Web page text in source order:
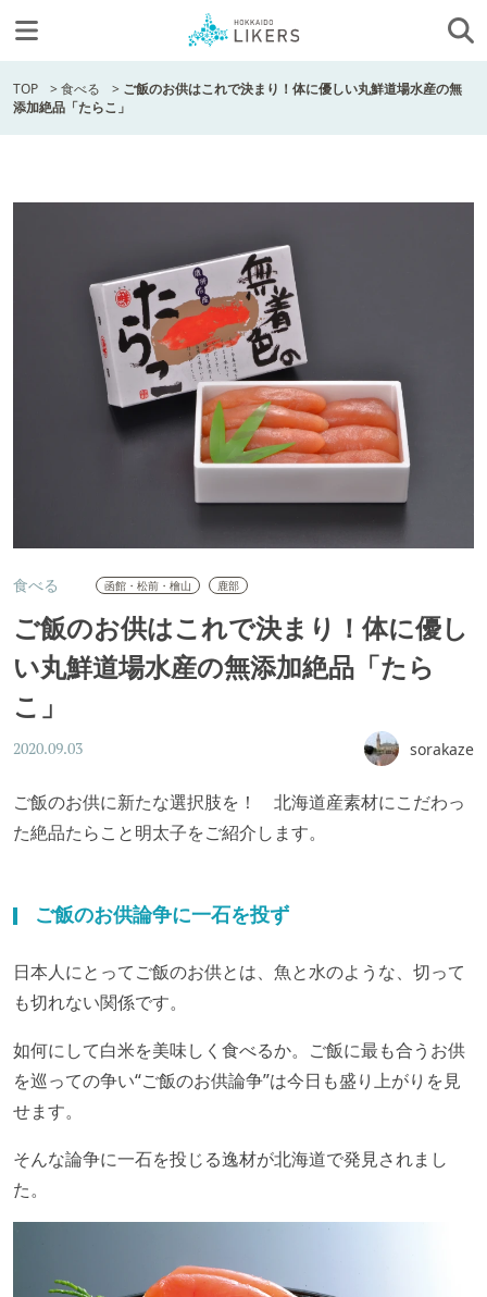
TOP >食べる > ご飯のお供はこれで決まり！体に優しい丸鮮道場水産の無
添加絶品「たらこ」
食べる 函館・松前・檜山 鹿部
ご飯のお供はこれで決まり！体に優し
い丸鮮道場水産の無添加絶品「たら
こ」
2020.09.03 sorakaze
ご飯のお供に新たな選択肢を！ 北海道産素材にこだわっ
た絶品たらこと明太子をご紹介します。
ご飯のお供論争に一石を投ず
日本人にとってご飯のお供とは、魚と水のような、切って
も切れない関係です。
如何にして白米を美味しく食べるか。ご飯に最も合うお供
を巡っての争い“ご飯のお供論争”は今日も盛り上がりを見
せます。
そんな論争に一石を投じる逸材が北海道で発見されまし
た。